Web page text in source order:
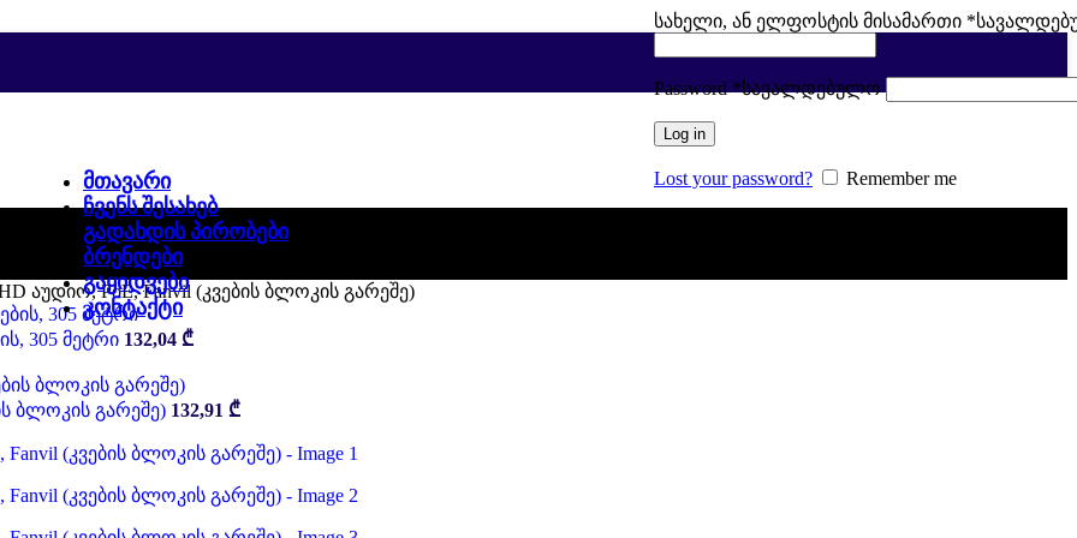
სახელი, ან ელფოსტის მისამართი *
Password*სავალდებულო
Log in
Lost your password? Remember me
ᲛᲗᲐᲕᲐᲠᲘ
ᲩᲕᲔᲜᲡ ᲨᲔᲡᲐᲮᲔᲑ
ᲒᲐᲓᲐᲮᲓᲘᲡ ᲞᲘᲠᲝᲑᲔᲑᲘ
ᲑᲠᲔᲜᲓᲔᲑᲘ
ᲒᲐᲧᲘᲓᲕᲔᲑᲘ
ᲙᲝᲜᲢᲐᲥᲢᲘ
აუდიო, PoE, Fanvil (კვების ბლოკის გარეშე)
305 მეტრი 132,04 ₾
ბლოკის გარეშე) 132,91 ₾